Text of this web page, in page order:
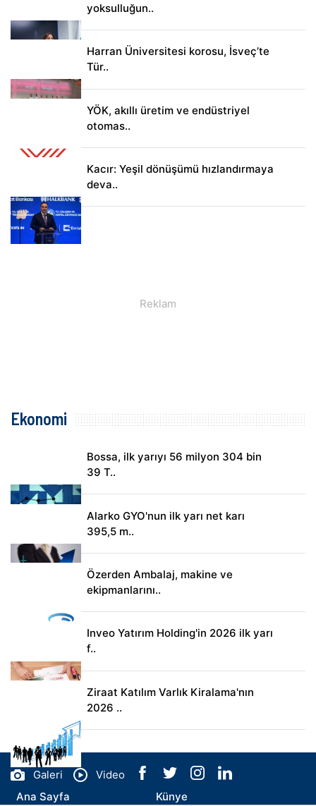
yoksulluğun..
Harran Üniversitesi korosu, İsveç’te
Tür..
YÖK, akıllı üretim ve endüstriyel
otomas..
Kacır: Yeşil dönüşümü hızlandırmaya
deva..
Ekonomi
Bossa, ilk yarıyı 56 milyon 304 bin
39 T..
Alarko GYO'nun ilk yarı net karı
395,5 m..
Özerden Ambalaj, makine ve
ekipmanlarını..
Inveo Yatırım Holding'in 2026 ilk yarı
f..
Ziraat Katılım Varlık Kiralama'nın
2026 ..
Galeri
Video
Ana Sayfa
Künye